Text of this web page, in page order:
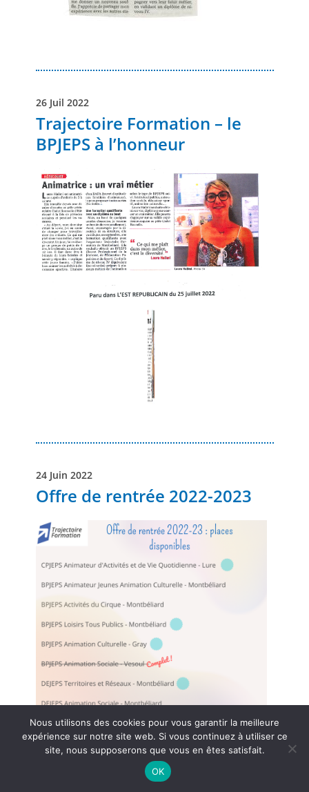
26 Juil 2022
Trajectoire Formation – le
BPJEPS à l’honneur
24 Juin 2022
Offre de rentrée 2022-2023
Prochaine sélection : le 7 juillet 2022.
Nous utilisons des cookies pour vous garantir la meilleure
expérience sur notre site web. Si vous continuez à utiliser ce
site, nous supposerons que vous en êtes satisfait.
OK